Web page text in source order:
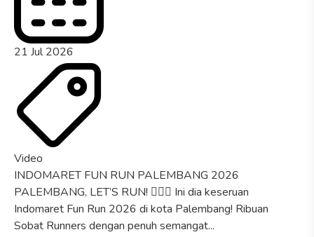
21 Jul 2026
Video
INDOMARET FUN RUN PALEMBANG 2026
PALEMBANG, LET’S RUN! 🏃🏻‍♀️ Ini dia keseruan
Indomaret Fun Run 2026 di kota Palembang! Ribuan
Sobat Runners dengan penuh semangat...